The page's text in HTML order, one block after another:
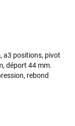
a3 positions, pivot
déport 44 mm.
rebond